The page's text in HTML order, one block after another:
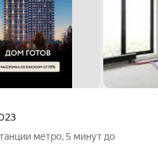
метро, 5 минут до